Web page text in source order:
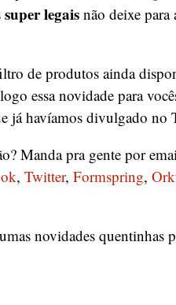
super legais não deixe para
de produtos ainda
essa novidade para
já havíamos divulgado no
Manda pra gente por
, Twitter, Formspring,
novidades quentinhas